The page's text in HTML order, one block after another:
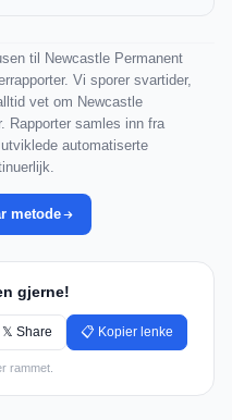
til Newcastle Permanent
Vi sporer svartider,
vet om Newcastle
Rapporter samles inn fra
automatiserte
metode
gjerne!
𝕏 Share 📋 Kopier lenke
rammet.